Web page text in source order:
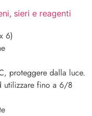
sieri e reagenti
6)
proteggere dalla luce.
utilizzare fino a 6/8